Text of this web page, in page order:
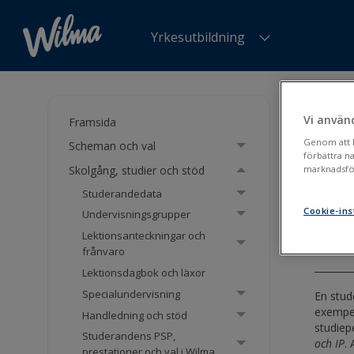
Yrkesutbildning
Framsida
Scheman och val
Skolgång, studier och stöd
Studerandedata
Undervisningsgrupper
Lektionsanteckningar och
frånvaro
Lektionsdagbok och läxor
Specialundervisning
Handledning och stöd
Studerandens PSP,
En
och IP.
Vi
Genom att
förbättra
Cookie-